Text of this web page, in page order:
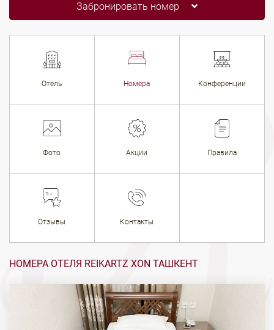
Забронировать номер
Отель Номера Конференции
Фото Акции Правила
Отзывы Контакты
НОМЕРА ОТЕЛЯ REIKARTZ XON ТАШКЕНТ